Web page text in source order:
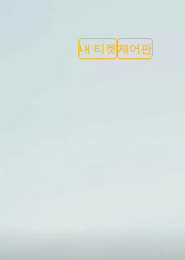
내 티켓 제어판